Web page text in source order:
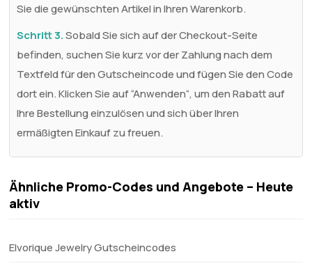
Sie die gewünschten Artikel in Ihren Warenkorb.
Schritt 3.Sobald Sie sich auf der Checkout-Seite
befinden, suchen Sie kurz vor der Zahlung nach dem
Textfeld für den Gutscheincode und fügen Sie den Code
dort ein. Klicken Sie auf “Anwenden“, um den Rabatt auf
Ihre Bestellung einzulösen und sich über Ihren
ermäßigten Einkauf zu freuen.
Ähnliche Promo-Codes und Angebote – Heute
aktiv
Elvorique Jewelry Gutscheincodes